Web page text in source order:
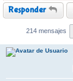
Responder
214 mensajes